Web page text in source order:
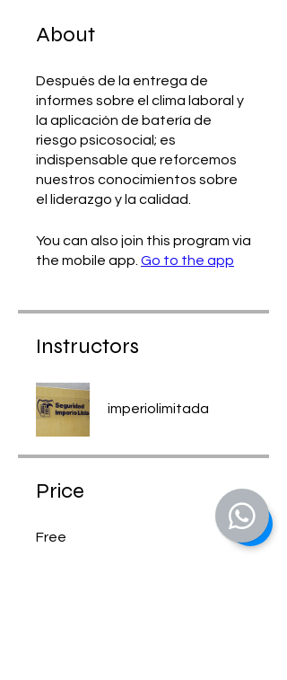
About
Después de la entrega de
informes sobre el clima laboral y
la aplicación de batería de
riesgo psicosocial; es
indispensable que reforcemos
nuestros conocimientos sobre
You can also join this program via
the mobile app. Go to the app
Instructors
imperiolimitada
Price
Free